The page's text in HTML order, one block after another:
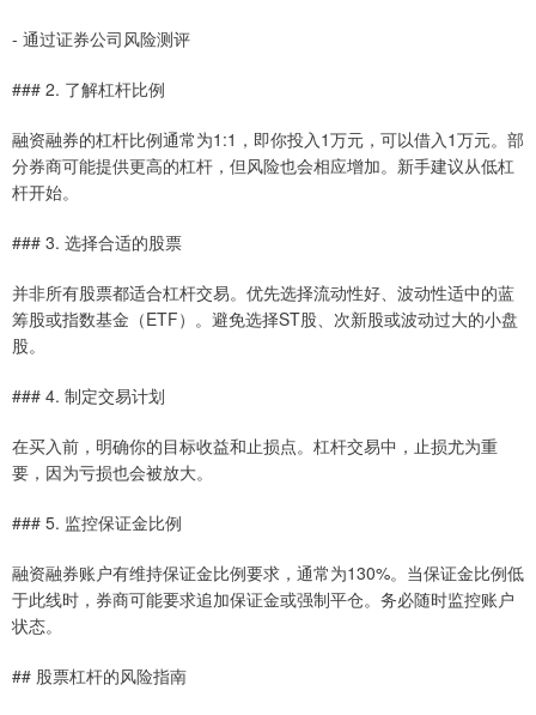
- 通过证券公司风险测评
### 2. 了解杠杆比例
融资融券的杠杆比例通常为1:1，即你投入1万元，可以借入1万元。部
分券商可能提供更高的杠杆，但风险也会相应增加。新手建议从低杠
杆开始。
### 3. 选择合适的股票
并非所有股票都适合杠杆交易。优先选择流动性好、波动性适中的蓝
筹股或指数基金（ETF）。避免选择ST股、次新股或波动过大的小盘
股。
### 4. 制定交易计划
在买入前，明确你的目标收益和止损点。杠杆交易中，止损尤为重
要，因为亏损也会被放大。
### 5. 监控保证金比例
融资融券账户有维持保证金比例要求，通常为130%。当保证金比例低
于此线时，券商可能要求追加保证金或强制平仓。务必随时监控账户
状态。
## 股票杠杆的风险指南